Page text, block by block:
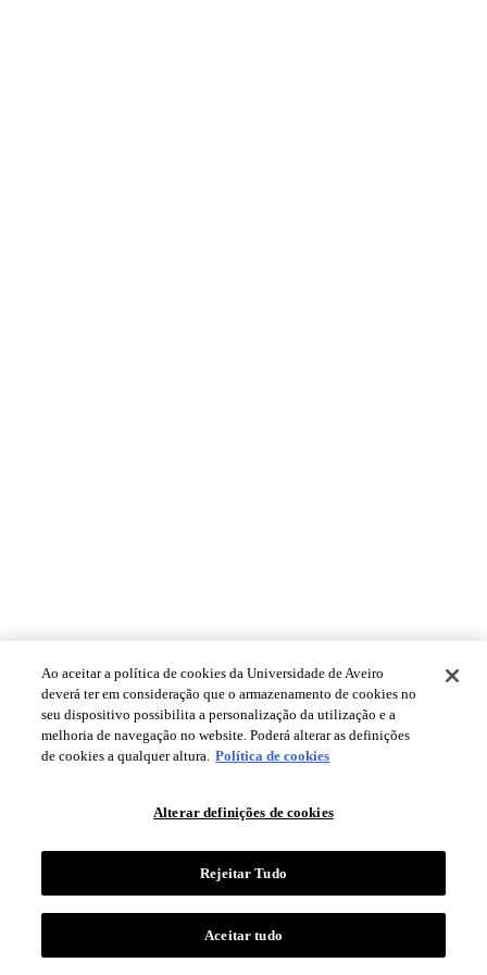
Ao aceitar a política de cookies da Universidade de Aveiro
deverá ter em consideração que o armazenamento de cookies no
seu dispositivo possibilita a personalização da utilização e a
melhoria de navegação no website. Poderá alterar as definições
de cookies a qualquer altura. Política de cookies
Alterar definições de cookies
Rejeitar Tudo
Aceitar tudo